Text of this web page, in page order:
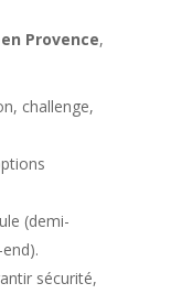
Provence,
challenge,
(demi-
sécurité,